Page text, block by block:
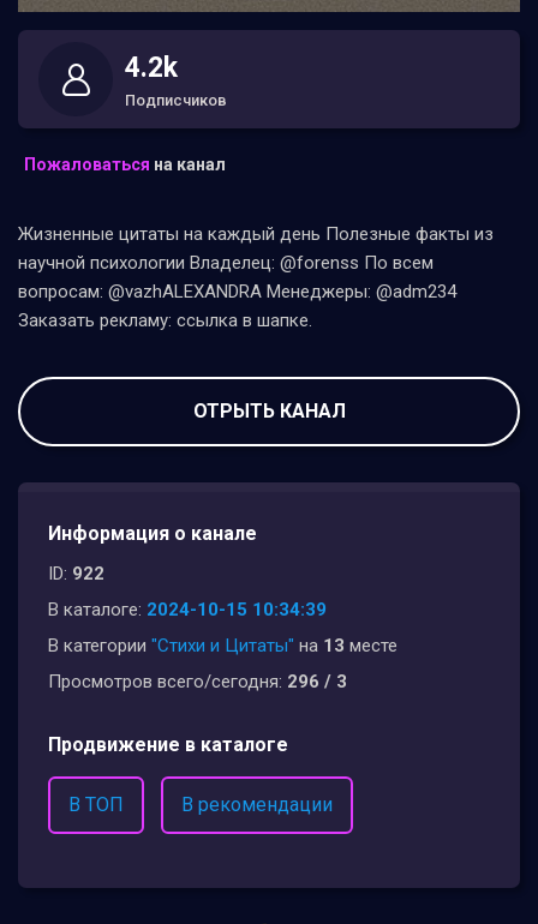
4.2k
Подписчиков
Пожаловаться на канал
Жизненные цитаты на каждый день Полезные факты из
научной психологии Владелец: @forenss По всем
вопросам: @vazhALEXANDRA Менеджеры: @adm234
Заказать рекламу: ссылка в шапке.
ОТРЫТЬ КАНАЛ
Информация о канале
ID: 922
В каталоге: 2024-10-15 10:34:39
В категории "Стихи и Цитаты" на 13 месте
Просмотров всего/сегодня: 296 / 3
Продвижение в каталоге
В ТОП В рекомендации